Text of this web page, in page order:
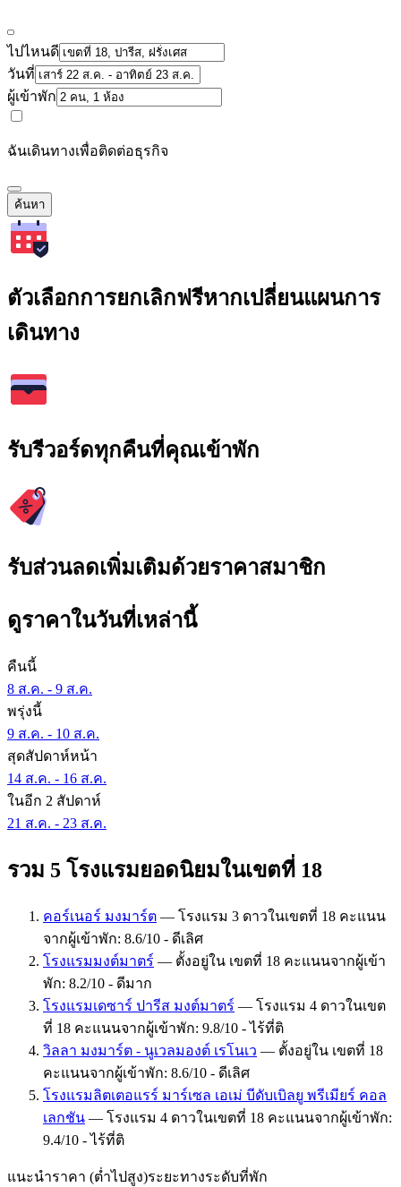
ไปไหนดี
วันที่
ผู้เข้าพัก
ฉันเดินทางเพื่อติดต่อธุรกิจ
ค้นหา
ตัวเลือกการยกเลิกฟรีหากเปลี่ยนแผนการ
เดินทาง
รับรีวอร์ดทุกคืนที่คุณเข้าพัก
รับส่วนลดเพิ่มเติมด้วยราคาสมาชิก
ดูราคาในวันที่เหล่านี้
คืนนี้
8 ส.ค. - 9 ส.ค.
พรุ่งนี้
9 ส.ค. - 10 ส.ค.
สุดสัปดาห์หน้า
14 ส.ค. - 16 ส.ค.
ในอีก 2 สัปดาห์
21 ส.ค. - 23 ส.ค.
รวม 5 โรงแรมยอดนิยมในเขตที่ 18
คอร์เนอร์ มงมาร์ต — โรงแรม 3 ดาวในเขตที่ 18 คะแนน
จากผู้เข้าพัก: 8.6/10 - ดีเลิศ
โรงแรมมงต์มาตร์ — ตั้งอยู่ใน เขตที่ 18 คะแนนจากผู้เข้า
พัก: 8.2/10 - ดีมาก
โรงแรมเดซาร์ ปารีส มงต์มาตร์ — โรงแรม 4 ดาวในเขต
ที่ 18 คะแนนจากผู้เข้าพัก: 9.8/10 - ไร้ที่ติ
วิลลา มงมาร์ต - นูเวลมองต์ เรโนเว — ตั้งอยู่ใน เขตที่ 18
คะแนนจากผู้เข้าพัก: 8.6/10 - ดีเลิศ
โรงแรมลิตเตอแรร์ มาร์เซล เอเม่ บีดับเบิลยู พรีเมียร์ คอล
เลกชัน — โรงแรม 4 ดาวในเขตที่ 18 คะแนนจากผู้เข้าพัก:
9.4/10 - ไร้ที่ติ
แนะนำราคา (ต่ำไปสูง)ระยะทางระดับที่พัก